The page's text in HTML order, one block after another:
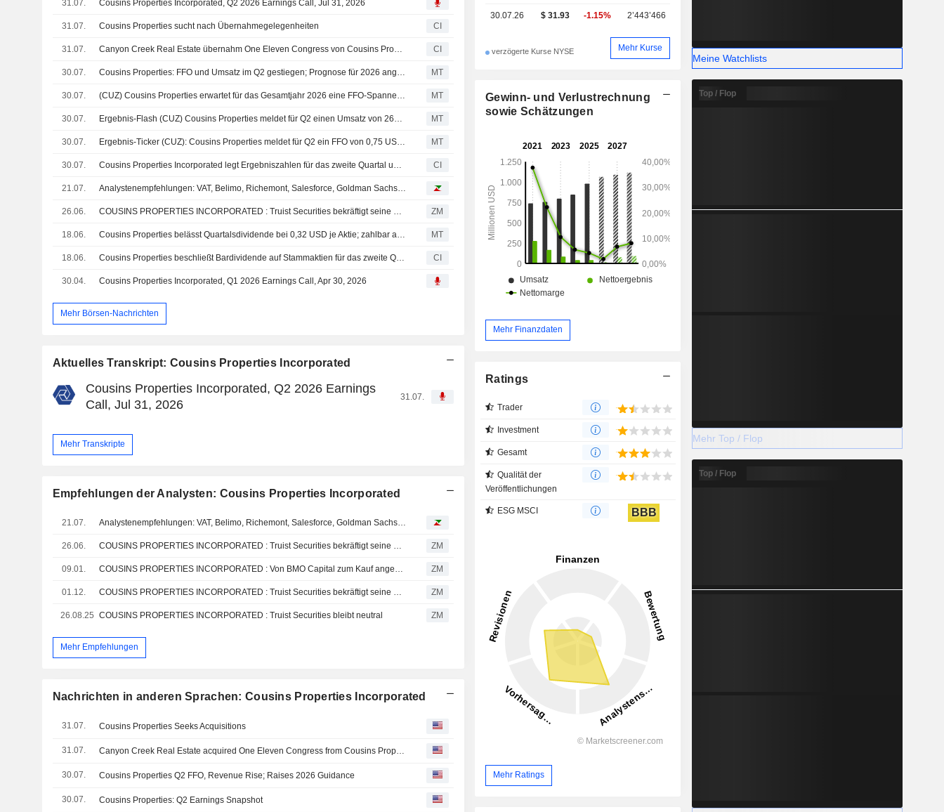
31.07. Cousins Properties Incorporated, Q2 2026 Earnings Call, Jul 31, 2026
31.07. Cousins Properties sucht nach Übernahmegelegenheiten CI
31.07. Canyon Creek Real Estate übernahm One Eleven Congress von Cousins Properties Incorporated (NYSE:CUZ) für rund 210 Mio. USD. CI
30.07. Cousins Properties: FFO und Umsatz im Q2 gestiegen; Prognose für 2026 angehoben MT
30.07. (CUZ) Cousins Properties erwartet für das Gesamtjahr 2026 eine FFO-Spanne von 2,92 bis 2,98 USD, gegenüber einer FactSet-Schätzung von 2,95 MT
30.07. Ergebnis-Flash (CUZ) Cousins Properties meldet für Q2 einen Umsatz von 265,7 Mio. USD, gegenüber einer FactSet-Schätzung von 263,5 Mio. USD MT
30.07. Ergebnis-Ticker (CUZ): Cousins Properties meldet für Q2 ein FFO von 0,75 USD, gegenüber der FactSet-Schätzung von 0,74 USD MT
30.07. Cousins Properties Incorporated legt Ergebniszahlen für das zweite Quartal und die ersten sechs Monate bis zum 30. Juni 2026 vor CI
21.07. Analystenempfehlungen: VAT, Belimo, Richemont, Salesforce, Goldman Sachs, Crowdstrike…
26.06. COUSINS PROPERTIES INCORPORATED : Truist Securities bekräftigt seine Kaufempfehlung ZM
18.06. Cousins Properties belässt Quartalsdividende bei 0,32 USD je Aktie; zahlbar am 16. Juli an am 6. Juli eingetragene Aktionäre MT
18.06. Cousins Properties beschließt Bardividende auf Stammaktien für das zweite Quartal 2026, zahlbar am 16. Juli 2026 CI
30.04. Cousins Properties Incorporated, Q1 2026 Earnings Call, Apr 30, 2026
Mehr Börsen-Nachrichten
Aktuelles Transkript: Cousins Properties Incorporated
Cousins Properties Incorporated, Q2 2026 Earnings
Call, Jul 31, 2026
31.07.
Mehr Transkripte
Empfehlungen der Analysten: Cousins Properties Incorporated
21.07.
26.06. ZM
09.01. ZM
01.12. ZM
26.08.25 COUSINS PROPERTIES INCORPORATED : Truist Securities bleibt neutral ZM
Mehr Empfehlungen
Nachrichten in anderen Sprachen: Cousins Properties Incorporated
31.07. Cousins Properties Seeks Acquisitions
31.07. Canyon Creek Real Estate acquired One Eleven Congress from Cousins Properties Incorporated for approximately $210 million.
30.07. Cousins Properties Q2 FFO, Revenue Rise; Raises 2026 Guidance
30.07. Cousins Properties: Q2 Earnings Snapshot
Vermögenswerten umfasst Anteile an über 21,1
30.07.26 $ 31.93 -1.15% 2’443’466
verzögerte Kurse NYSE Mehr Kurse
Gewinn- und Verlustrechnung
sowie Schätzungen
Mehr Finanzdaten
Ratings
Trader
Investment
Gesamt
Qualität der
Veröffentlichungen
ESG MSCI BBB
Mehr Ratings
Meine Watchlists
Top / Flop
Mehr Top / Flop
Top / Flop